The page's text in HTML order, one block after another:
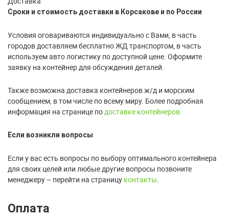
Сроки и стоимость доставки в Корсакове и по России
Условия оговариваются индивидуально с Вами, в часть
городов доставляем бесплатно ЖД транспортом, в часть
используем авто логистику по доступной цене. Оформите
заявку на контейнер для обсуждения деталей.
Также возможна доставка контейнеров ж/д и морским
сообщением, в том числе по всему миру. Более подробная
информация на странице по доставке контейнеров.
Если возникли вопросы
Если у вас есть вопросы по выбору оптимального контейнера
для своих целей или любые другие вопросы позвоните
менеджеру – перейти на страницу контакты
Оплата